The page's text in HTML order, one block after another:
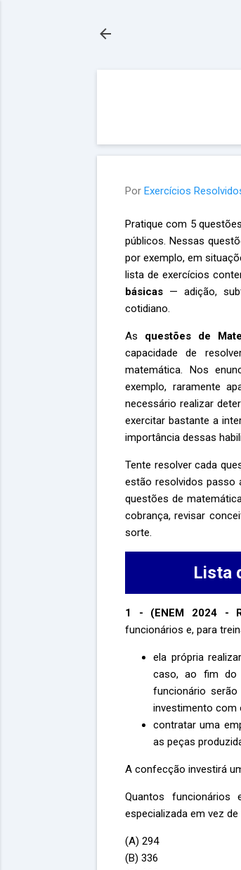
Por Exercícios
Pratique com 5
públicos. Nessas
por exemplo, em
lista de exercícios
básicas — adição,
cotidiano.
As questões de
capacidade de
matemática. Nos
exemplo, raramente
necessário realizar
exercitar bastante a
importância dessas
Tente resolver cada
estão resolvidos passo
questões de
cobrança, revisar
sorte.
Lista
1 - (ENEM 2024 -
funcionários e, para
ela própria
caso, ao fim do
funcionário
investimento com
contratar uma
as peças
A confecção investirá
Quantos
especializada em vez
(A) 294
(B) 336